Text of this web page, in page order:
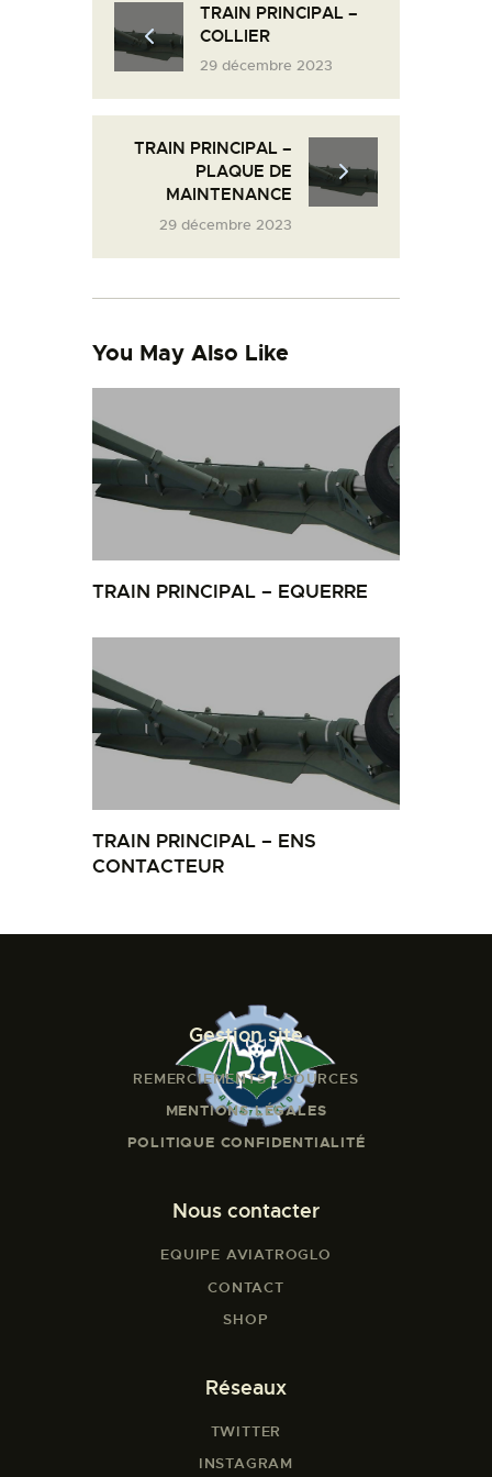
L’ATELIER DE L’AIR
LA SNCAC
PROJET ATELIER DE
LA PISTE D’ENVOL
TRAIN PRINCIPAL –
COLLIER
29 décembre 2023
TRAIN PRINCIPAL –
PLAQUE DE
MAINTENANCE
29 décembre 2023
You May Also Like
TRAIN PRINCIPAL – EQUERRE
TRAIN PRINCIPAL – ENS
CONTACTEUR
Gestion site
REMERCIEMENTS - SOURCES
MENTIONS LÉGALES
POLITIQUE CONFIDENTIALITÉ
Nous contacter
EQUIPE AVIATROGLO
CONTACT
SHOP
Réseaux
TWITTER
INSTAGRAM